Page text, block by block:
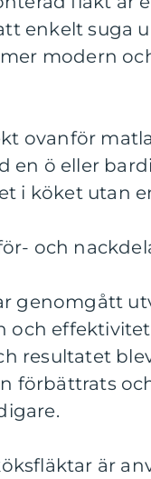
enkelt suga
modern
ovanför
en ö eller
i köket utan
och
genomgått
och
resultatet
förbättrats
är